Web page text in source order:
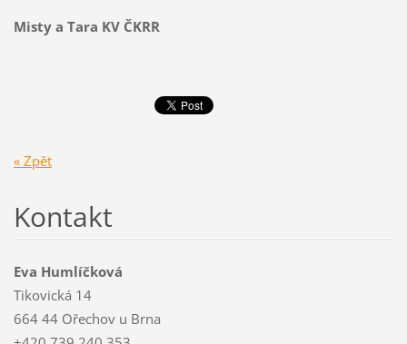
Misty a Tara KV ČKRR
« Zpět
Kontakt
Eva Humlíčková
Tikovická 14
664 44 Ořechov u Brna